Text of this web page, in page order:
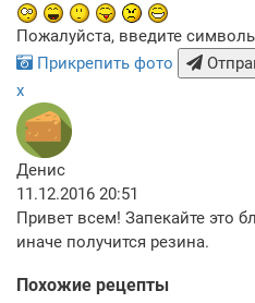
Пожалуйста, введите
Прикрепить фото
x
Денис
11.12.2016 20:51
Привет всем! Запекайте это
иначе получится резина.
Похожие рецепты